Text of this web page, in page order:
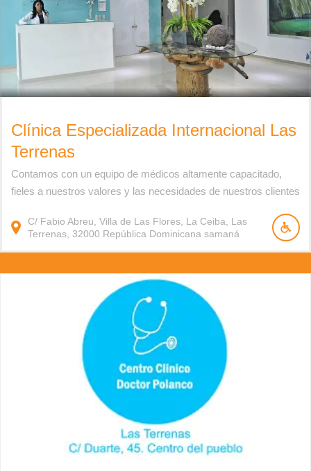
Clínica Especializada Internacional Las
Terrenas
Contamos con un equipo de médicos altamente capacitado,
fieles a nuestros valores y las necesidades de nuestros clientes
C/ Fabio Abreu, Villa de Las Flores, La Ceiba, Las
Terrenas, 32000 República Dominicana samaná